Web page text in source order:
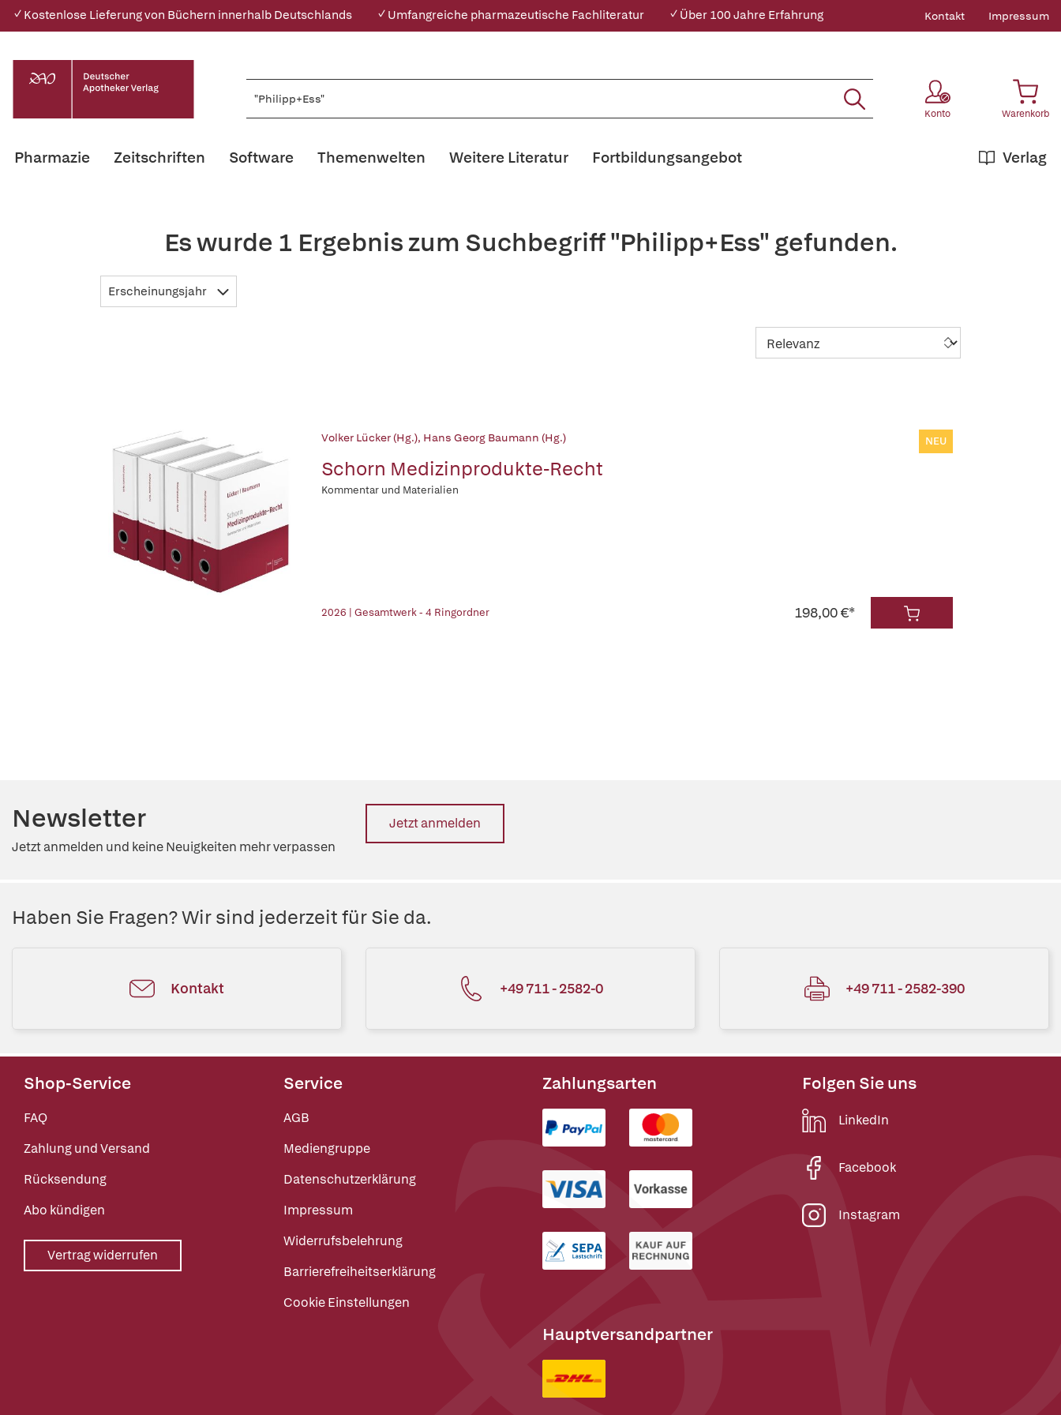
✓ Kostenlose Lieferung von Büchern innerhalb Deutschlands ✓ Umfangreiche pharmazeutische Fachliteratur ✓ Über 100 Jahre Erfahrung Kontakt Impressum
Konto Warenkorb
Pharmazie Zeitschriften Software Themenwelten Weitere Literatur Verlag
Fortbildungsangebot
Es wurde 1 Ergebnis zum Suchbegriff "Philipp+Ess" gefunden.
Erscheinungsjahr
Volker Lücker (Hg.), Hans Georg Baumann (Hg.)
Schorn Medizinprodukte-Recht
NEU
Kommentar und Materialien
2026 | Gesamtwerk - 4 Ringordner 198,00 €*
Newsletter
Jetzt anmelden und keine Neuigkeiten mehr verpassen
Jetzt anmelden
Haben Sie Fragen? Wir sind jederzeit für Sie da.
Kontakt +49 711 - 2582-0 +49 711 - 2582-390
Shop-Service
FAQ
Zahlung und Versand
Rücksendung
Abo kündigen
Vertrag widerrufen
Service
AGB
Mediengruppe
Datenschutzerklärung
Impressum
Widerrufsbelehrung
Barrierefreiheitserklärung
Cookie Einstellungen
Zahlungsarten
Hauptversandpartner
Folgen Sie uns
LinkedIn
Facebook
Instagram